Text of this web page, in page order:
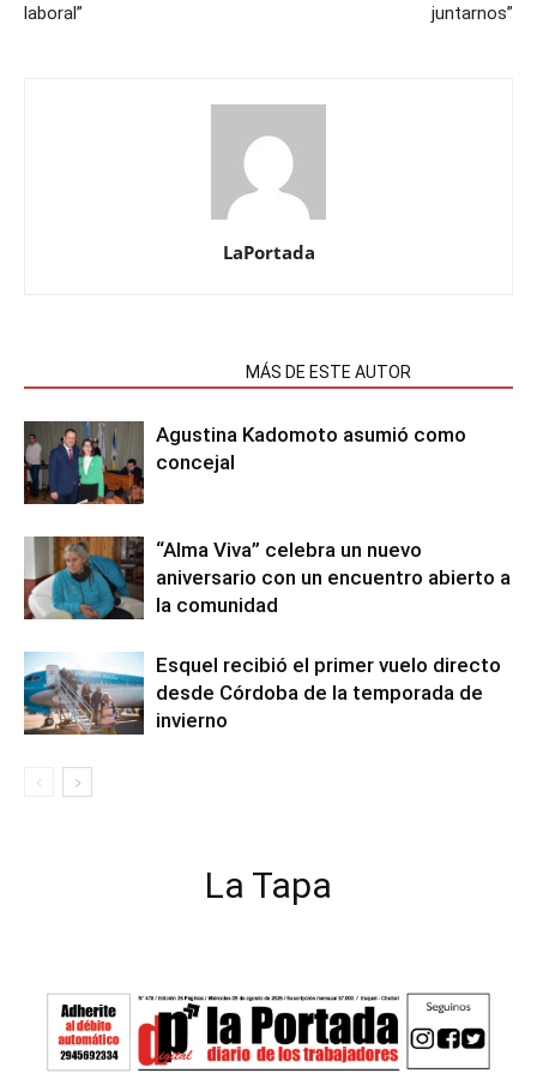
laboral”
juntarnos”
LaPortada
MÁS DE ESTE AUTOR
Agustina Kadomoto asumió como
concejal
“Alma Viva” celebra un nuevo
aniversario con un encuentro abierto a
la comunidad
Esquel recibió el primer vuelo directo
desde Córdoba de la temporada de
invierno
La Tapa